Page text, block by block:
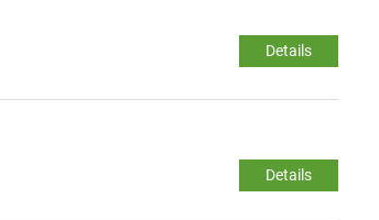
Details
Details